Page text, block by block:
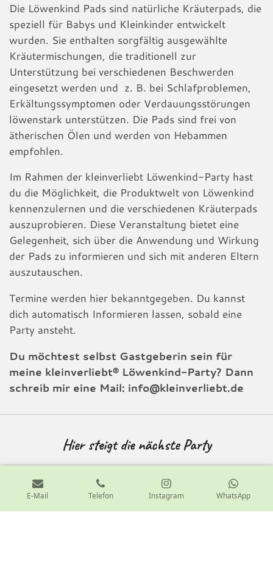
Die Löwenkind Pads sind natürliche Kräuterpads, die
speziell für Babys und Kleinkinder entwickelt
wurden. Sie enthalten sorgfältig ausgewählte
Kräutermischungen, die traditionell zur
Unterstützung bei verschiedenen Beschwerden
eingesetzt werden und z. B. bei Schlafproblemen,
Erkältungssymptomen oder Verdauungsstörungen
löwenstark unterstützen. Die Pads sind frei von
ätherischen Ölen und werden von Hebammen
empfohlen.
Im Rahmen der kleinverliebt Löwenkind-Party hast
du die Möglichkeit, die Produktwelt von Löwenkind
kennenzulernen und die verschiedenen Kräuterpads
auszuprobieren. Diese Veranstaltung bietet eine
Gelegenheit, sich über die Anwendung und Wirkung
der Pads zu informieren und sich mit anderen Eltern
auszutauschen.
Termine werden hier bekanntgegeben. Du kannst
dich automatisch Informieren lassen, sobald eine
Party ansteht.
Du möchtest selbst Gastgeberin sein für
meine kleinverliebt® Löwenkind-Party? Dann
schreib mir eine Mail: info@kleinverliebt.de
Hier steigt die nächste Party
TOP
E-Mail Telefon Instagram WhatsApp